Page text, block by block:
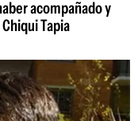
acompañado y
Tapia